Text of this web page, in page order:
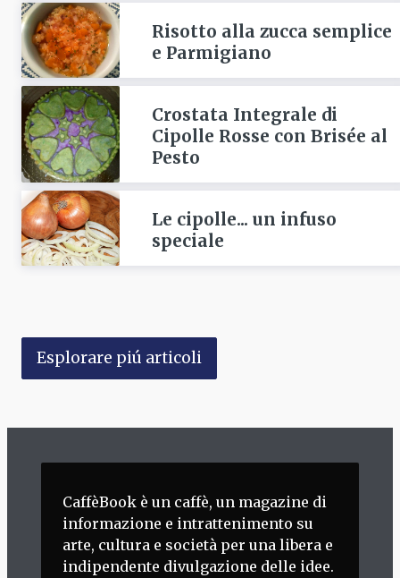
Risotto alla zucca semplice
e Parmigiano
Crostata Integrale di
Cipolle Rosse con Brisée al
Pesto
Le cipolle... un infuso
speciale
Esplorare piú articoli
CaffèBook è un caffè, un magazine di
informazione e intrattenimento su
arte, cultura e società per una libera e
indipendente divulgazione delle idee.